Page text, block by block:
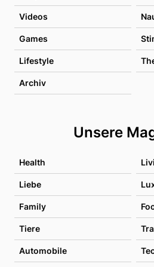
Videos
Games
Lifestyle
Archiv
Unsere
Health
Liebe
Family
Tiere
Automobile